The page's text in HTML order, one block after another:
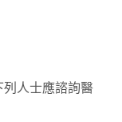
列人士應諮詢醫